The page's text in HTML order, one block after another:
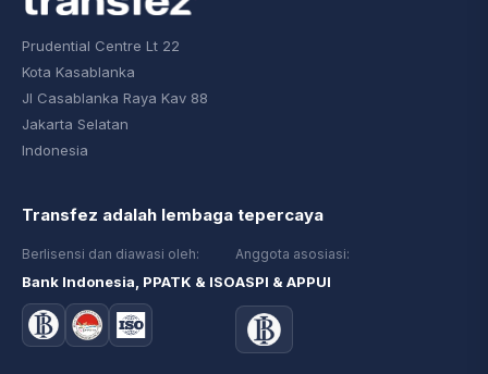
Prudential Centre Lt 22
Kota Kasablanka
Jl Casablanka Raya Kav 88
Jakarta Selatan
Indonesia
Transfez adalah lembaga tepercaya
Berlisensi dan diawasi oleh:
Bank Indonesia, PPATK & ISO
Anggota asosiasi:
ASPI & APPUI